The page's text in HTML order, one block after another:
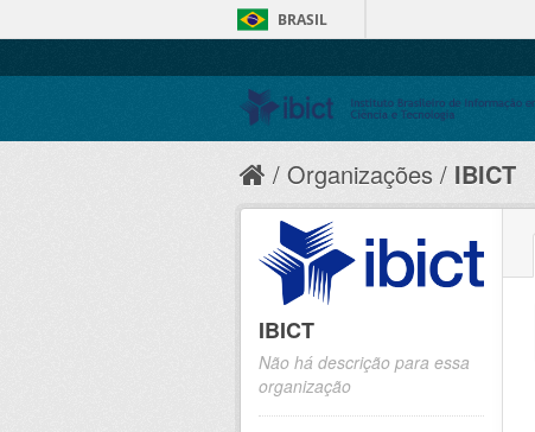
BRASIL
Organizações IBICT
IBICT
Não há descrição para essa
organização